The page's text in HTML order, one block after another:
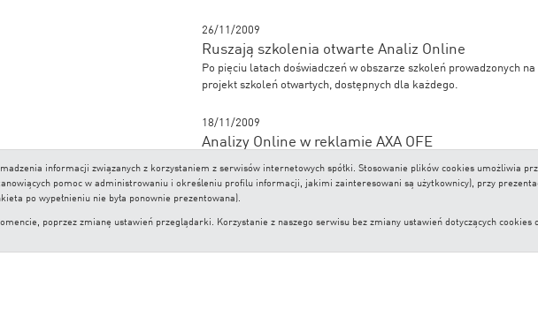
26/11/2009
Ruszają szkolenia otwarte Analiz Online
Po pięciu latach doświadczeń w obszarze szkoleń prowadzonych
projekt szkoleń otwartych, dostępnych dla każdego.
18/11/2009
Analizy Online w reklamie AXA OFE
AXA PTE zdecydowało się wykorzystać wysokie oceny swojego
promocyjnej
informacji związanych z korzystaniem z serwisów internetowych spółki. Stosowanie plików cookies umożliwia
pomoc w administrowaniu i określeniu profilu informacji, jakimi zainteresowani są użytkownicy), przy
po wypełnieniu nie była ponownie prezentowana).
poprzez zmianę ustawień przeglądarki. Korzystanie z naszego serwisu bez zmiany ustawień dotyczących